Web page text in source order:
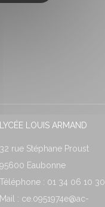
LYCÉE LOUIS ARMAND
32 rue Stéphane Proust
95600 Eaubonne
Téléphone : 01 34 06 10 30
Mail : ce.0951974e@ac-